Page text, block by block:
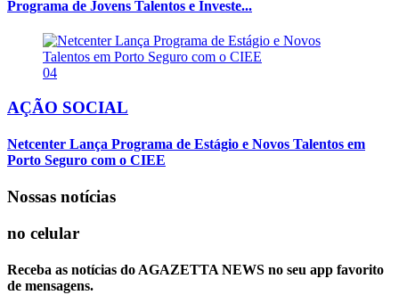
Programa de Jovens Talentos e Investe...
04
AÇÃO SOCIAL
Netcenter Lança Programa de Estágio e Novos Talentos em
Porto Seguro com o CIEE
Nossas notícias
no celular
Receba as notícias do AGAZETTA NEWS no seu app favorito
de mensagens.